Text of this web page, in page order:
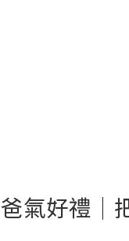
爸氣好禮｜